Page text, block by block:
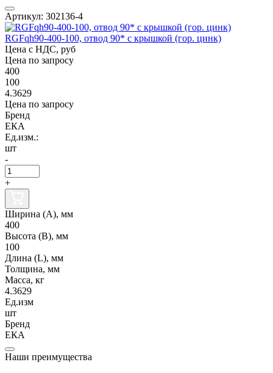
Артикул: 302136-4
RGFqh90-400-100, отвод 90* с крышкой (гор. цинк)
Цена с НДС, руб
Цена по запросу
400
100
4.3629
Цена по запросу
Бренд
ЕКА
Ед.изм.:
шт
-
+
Ширина (А), мм
400
Высота (В), мм
100
Длина (L), мм
Толщина, мм
Масса, кг
4.3629
Ед.изм
шт
Бренд
ЕКА
Наши преимущества